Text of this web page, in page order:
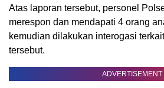
Atas laporan tersebut, personel
merespon dan mendapati 4 orang
kemudian dilakukan interogasi
tersebut.
ADVERTISEMENT